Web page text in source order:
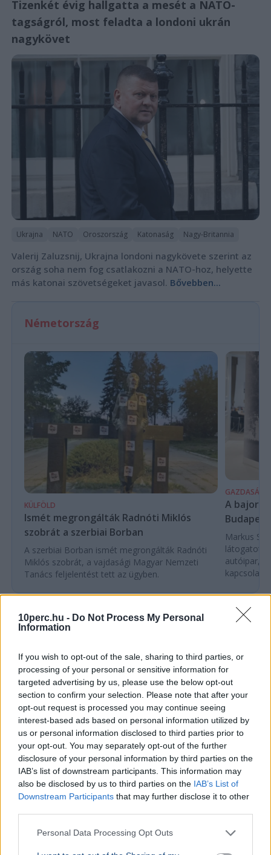
10perc.hu - Do Not Process My Personal
Information
If you wish to opt-out of the sale, sharing to third parties, or
processing of your personal or sensitive information for
targeted advertising by us, please use the below opt-out
section to confirm your selection. Please note that after your
opt-out request is processed you may continue seeing
interest-based ads based on personal information utilized by
us or personal information disclosed to third parties prior to
your opt-out. You may separately opt-out of the further
disclosure of your personal information by third parties on the
IAB’s list of downstream participants. This information may
also be disclosed by us to third parties on the IAB’s List of
Downstream Participants that may further disclose it to other
Personal Data Processing Opt Outs
Tizenkét évig hallgatta a mesét a NATO-
tagságról, most feladta a londoni ukrán
nagykövet
Ukrajna NATO Oroszország Katonaság Nagy-Britannia
Valerij Zaluzsnij, Ukrajna londoni nagykövete szerint az
ország soha nem fog csatlakozni a NATO-hoz, helyette
más katonai szövetségeket javasol. Bővebben...
Németország
KÜLFÖLD
Ismét megrongálták Radnóti Miklós
szobrát a szerbiai Borban
A szerbiai Borban ismét megrongálták Radnóti
Miklós szobrát, a vajdasági Magyar Nemzeti
Tanács feljelentést tett az ügyben.
GAZDASÁG
A bajor
Markus
látogatott
autóipar,
Ukrán drón csapódott be egy orosz
strandon, sokan meghaltak
Ukrajna Oroszország Háború Katasztrófa